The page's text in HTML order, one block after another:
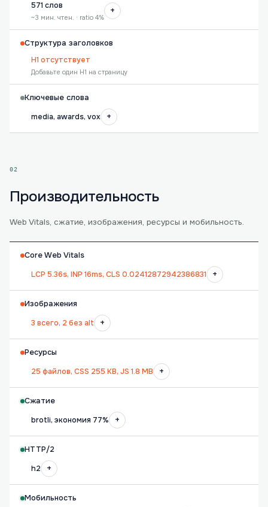
571 слов
~3 мин. чтен. · ratio 4%
+
Структура заголовков
H1 отсутствует
Добавьте один H1 на страницу
Ключевые слова
media, awards, vox
+
02
Производительность
Web Vitals, сжатие, изображения, ресурсы и мобильность.
Core Web Vitals
LCP 5.36s, INP 16ms, CLS 0.02412872942386831
+
Изображения
3 всего, 2 без alt
+
Ресурсы
25 файлов, CSS 255 KB, JS 1.8 MB
+
Сжатие
brotli, экономия 77%
+
HTTP/2
h2
+
Мобильность